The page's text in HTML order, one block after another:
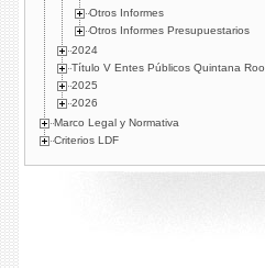
Otros Informes
Otros Informes Presupuestarios
2024
Título V Entes Públicos Quintana Roo
2025
2026
Marco Legal y Normativa
Criterios LDF